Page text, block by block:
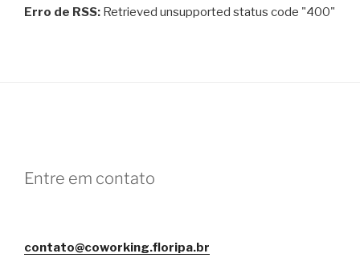
Erro de RSS: Retrieved unsupported status code "400"
Entre em contato
contato@coworking.floripa.br